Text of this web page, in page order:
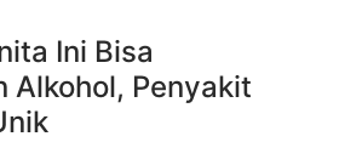
Ini Bisa
Alkohol, Penyakit